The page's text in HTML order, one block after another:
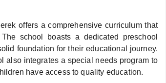
offers a comprehensive curriculum that
school boasts a dedicated preschool
foundation for their educational journey.
also integrates a special needs program to
have access to quality education.